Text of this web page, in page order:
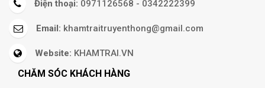
Điện thoại: 0971126568 - 0342222399
Email: khamtraitruyenthong@gmail.com
Website: KHAMTRAI.VN
CHĂM SÓC KHÁCH HÀNG